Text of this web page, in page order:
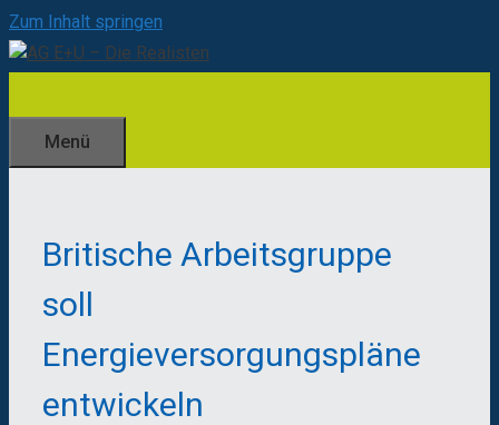
Zum Inhalt springen
Menü
Britische Arbeitsgruppe
soll
Energieversorgungspläne
entwickeln